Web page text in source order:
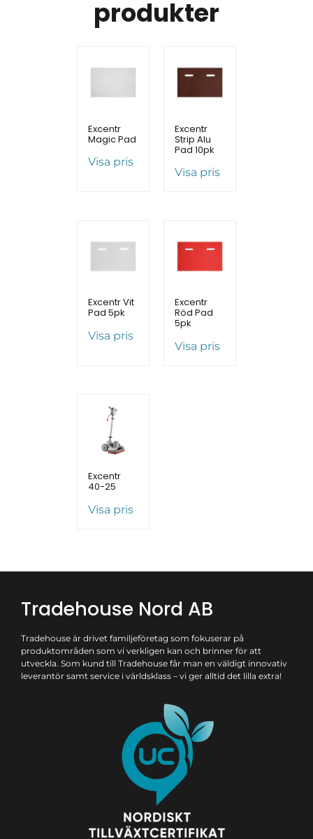
produkter
Excentr
Magic Pad
Visa pris
Excentr
Strip Alu
Pad 10pk
Visa pris
Excentr Vit
Pad 5pk
Visa pris
Excentr
Röd Pad
5pk
Visa pris
Excentr
40-25
Visa pris
Tradehouse Nord AB
Tradehouse är drivet familjeföretag som fokuserar på
produktområden som vi verkligen kan och brinner för att
utveckla. Som kund till Tradehouse får man en väldigt innovativ
leverantör samt service i världsklass – vi ger alltid det lilla extra!